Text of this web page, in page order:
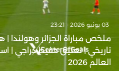
03 يونيو 2026 - 23:21
ملخص مباراة الجزائر وهولندا
تاريخي | تعليق حفيظ دراجي |
العالم 2026